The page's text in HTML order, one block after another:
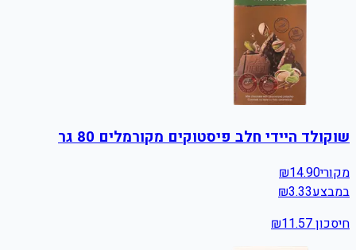
שוקולד היידי חלב פיסטוקים מקורמלים 80 גר
מקורי ₪14.90
במבצע
₪3.33
חיסכון ₪11.57